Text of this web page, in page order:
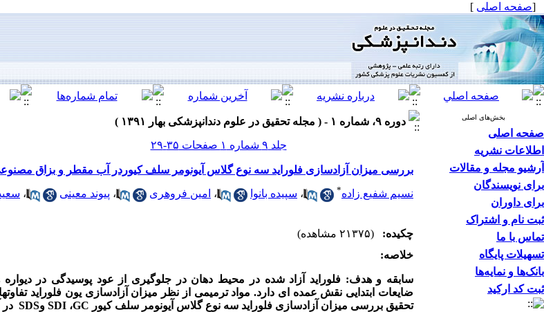
[صفحه اصلی ]
بخش‌های اصلی
صفحه اصلی
اطلاعات نشریه
آرشیو مجله و مقالات
برای نویسندگان
برای داوران
ثبت نام و اشتراک
تماس با ما
تسهیلات پایگاه
بانک‌ها و نمایه‌ها
ثبت کد ارکید
دوره ۹، شماره ۱ - ( مجله تحقیق در علوم دندانپزشکی بهار ۱۳۹۱ )
جلد ۹ شماره ۱ صفحات ۳۵-۲۹
بررسی میزان آزادسازی فلوراید سه نوع گلاس آیونومر سلف کیوردر آب مقطر و بزاق
نسیم شفیع زاده* ، سپیده بانوا ، امین فروهری ، پیوند معینی ،
چکیده:
(۲۱۳۷۵ مشاهده)
خلاصه:
سابقه و هدف:فلوراید آزاد شده در محیط دهان در جلوگیری از عود پوسیدگی در
ضایعات ابتدایی نقش عمده ای دارد. مواد ترمیمی از نظر میزان آزادسازی یون فلوراید
تحقیق بررسی میزان آزادسازی فلوراید سه نوع گلاس آیونومر سلف کیور GC، SDI وSDS